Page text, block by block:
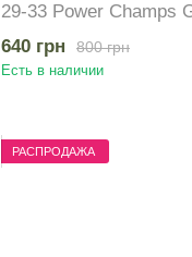
29-33 Power Champs
колеса
800 грн
640 грн
Есть в наличии
РАСПРОДАЖА